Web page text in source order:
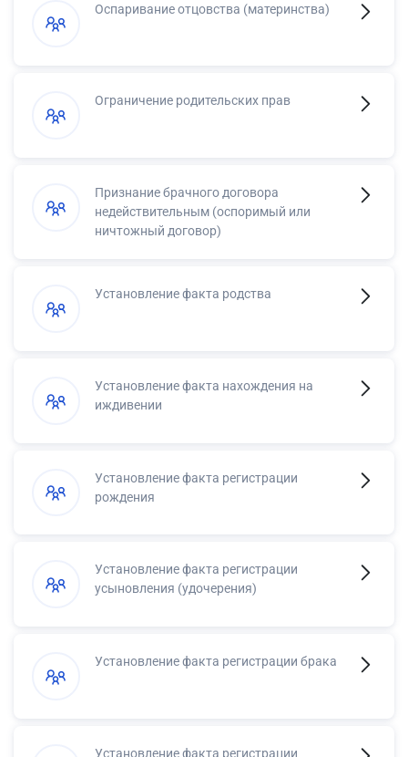
Оспаривание отцовства (материнства)
Ограничение родительских прав
Признание брачного договора
недействительным (оспоримый или
ничтожный договор)
Установление факта родства
Установление факта нахождения на
иждивении
Установление факта регистрации
рождения
Установление факта регистрации
усыновления (удочерения)
Установление факта регистрации брака
Установление факта регистрации